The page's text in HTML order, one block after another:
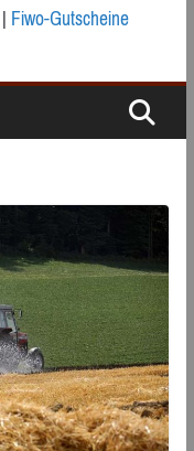
|Fiwo-Gutscheine